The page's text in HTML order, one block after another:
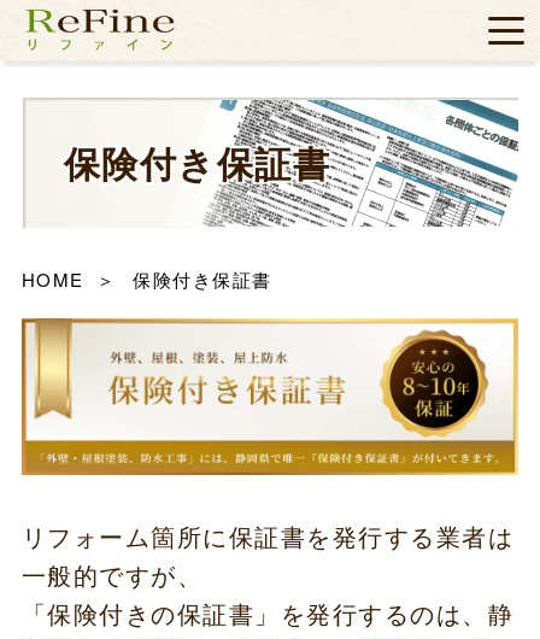
保険付き保証書
HOME 保険付き保証書
リフォーム箇所に保証書を発行する業者は
一般的ですが、
「保険付きの保証書」を発行するのは、静